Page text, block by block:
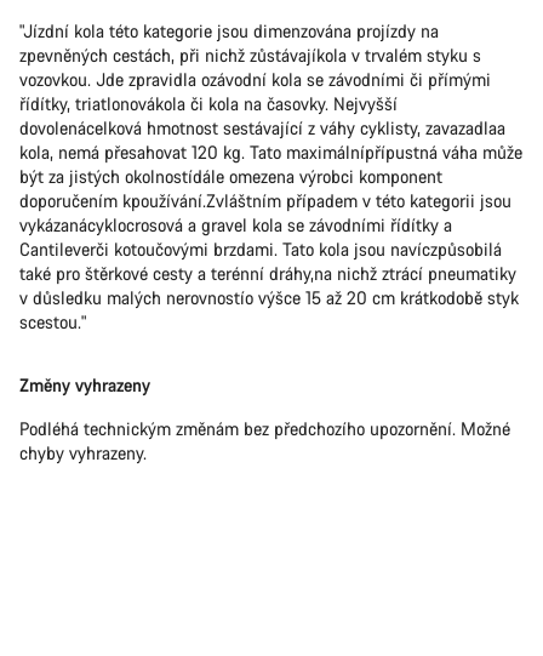
"Jízdní kola této kategorie jsou dimenzována projízdy na
zpevněných cestách, při nichž zůstávajíkola v trvalém styku s
vozovkou. Jde zpravidla ozávodní kola se závodními či přímými
řídítky, triatlonovákola či kola na časovky. Nejvyšší
dovolenácelková hmotnost sestávající z váhy cyklisty, zavazadlaa
kola, nemá přesahovat 120 kg. Tato maximálnípřípustná váha může
být za jistých okolnostídále omezena výrobci komponent
doporučením kpoužívání.Zvláštním případem v této kategorii jsou
vykázanácyklocrosová a gravel kola se závodními řídítky a
Cantileverči kotoučovými brzdami. Tato kola jsou navíczpůsobilá
také pro štěrkové cesty a terénní dráhy,na nichž ztrácí pneumatiky
v důsledku malých nerovnostío výšce 15 až 20 cm krátkodobě styk
scestou."
Změny vyhrazeny
Podléhá technickým změnám bez předchozího upozornění. Možné
chyby vyhrazeny.